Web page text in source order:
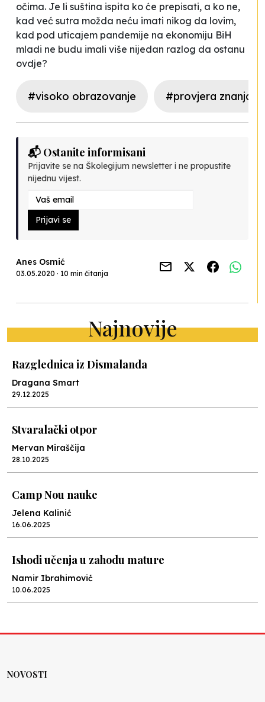
očima. Je li suština ispita ko će prepisati, a ko ne,
kad već sutra možda neću imati nikog da lovim,
kad pod uticajem pandemije na ekonomiju BiH
mladi ne budu imali više nijedan razlog da ostanu
ovdje?
#visoko obrazovanje #provjera znanja
📬 Ostanite informisani
Prijavite se na Školegijum newsletter i ne propustite
nijednu vijest.
Prijavi se
Anes Osmić
03.05.2020 · 10 min čitanja
Najnovije
Razglednica iz Dismalanda
Dragana Smart
29.12.2025
Stvaralački otpor
Mervan Miraščija
28.10.2025
Camp Nou nauke
Jelena Kalinić
16.06.2025
Ishodi učenja u zahodu mature
Namir Ibrahimović
10.06.2025
NOVOSTI